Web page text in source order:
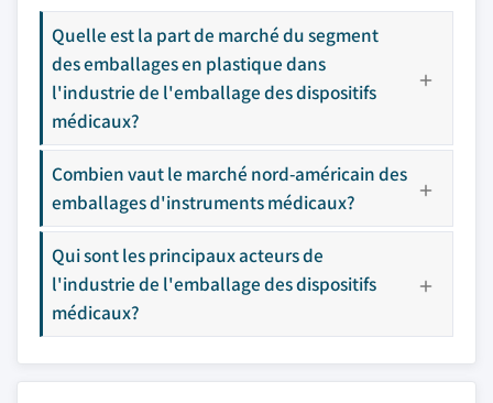
Quelle est la part de marché du segment
des emballages en plastique dans
l'industrie de l'emballage des dispositifs
médicaux?
Combien vaut le marché nord-américain des
emballages d'instruments médicaux?
Qui sont les principaux acteurs de
l'industrie de l'emballage des dispositifs
médicaux?